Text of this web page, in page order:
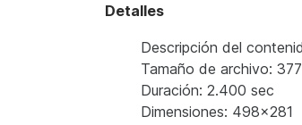
Detalles
Descripción del
Tamaño de archivo:
Duración: 2.400 sec
Dimensiones: 498x281